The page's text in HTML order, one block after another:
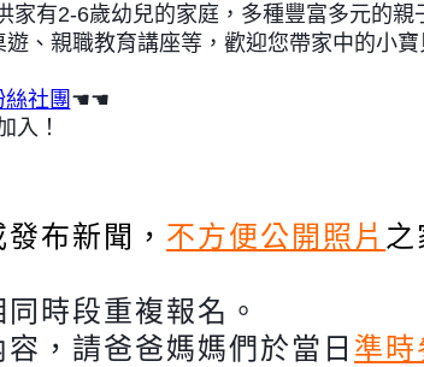
家有2-6歲幼兒的家庭，多種豐富多元的親
、親職教育講座等，歡迎您帶家中的小
社團 ☚☚
入！
布新聞， 不方便公開照片 之
時段重複報名。
， 請爸爸媽媽們於當日 準時